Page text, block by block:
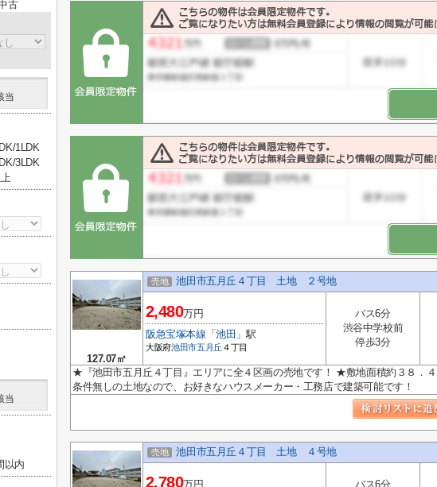
127.07㎡
売地 池田市五月丘４丁目 土地 ２号地
2,480万円
阪急宝塚本線 「池田 」駅
大阪府池田市五月丘 ４丁目
バス6分
渋谷中学校前
停歩3分
★『池田市五月丘４丁目』エリアに全４区画の売地です！ ★敷地面積約３８．
条件無しの土地なので、お好きなハウスメーカー・工務店で建築可能です！
売地 池田市五月丘４丁目 土地 ４号地
2,780万円
バス6分
古
当
1LDK
3LDK
当
以内